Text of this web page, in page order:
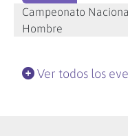
Campeonato
Hombre
Ver todos los